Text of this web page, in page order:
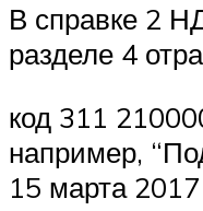
В справке 2
разделе 4
код 311
например,
15 марта